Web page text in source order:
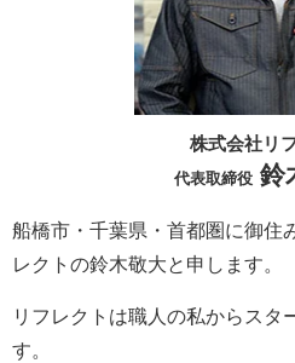
株式会社リ
代表取締役鈴
船橋市・千葉県・首都圏に御住
レクト の鈴木敬大と申します。
リフレクト は職人の私からスタ
す。